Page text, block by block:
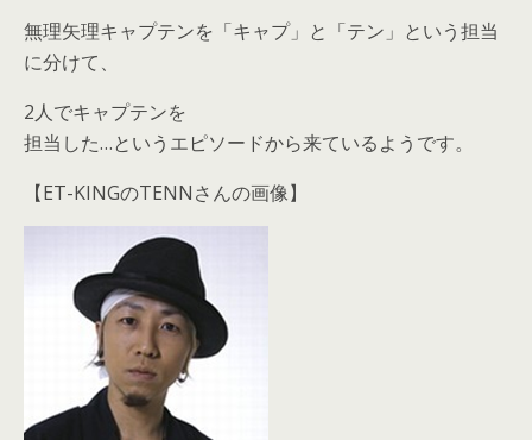
無理矢理キャプテンを「キャプ」と「テン」という担当
に分けて、
2人でキャプテンを
担当した…というエピソードから来ているようです。
【ET-KINGのTENNさんの画像】